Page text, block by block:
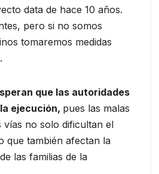
data de hace 10 años.
pero si no somos
tomaremos medidas
que las autoridades
ejecución, pues las malas
vías no solo dificultan el
que también afectan la
las familias de la